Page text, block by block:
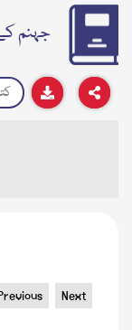
جہنم
Next